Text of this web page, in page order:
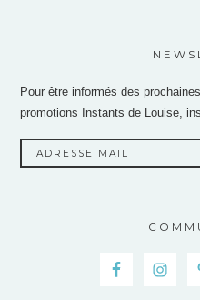
Pour être informés des
promotions Instants de Louise,